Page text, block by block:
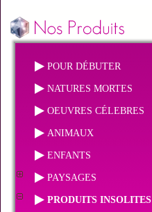
POUR DÉBUTER
NATURES MORTES
OEUVRES CÉLEBRES
ANIMAUX
ENFANTS
PAYSAGES
PRODUITS INSOLITES